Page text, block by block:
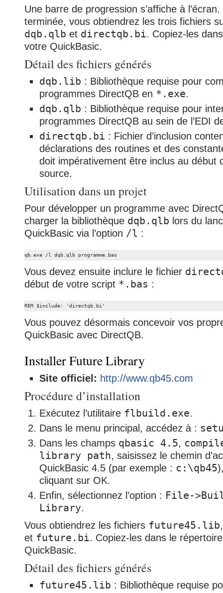
Une barre de progression s’affiche à
terminée, vous obtiendrez les trois fichiers
dqb.qlb et directqb.bi. Copiez-les
votre QuickBasic.
Détail des fichiers générés
dqb.lib : Bibliothèque requise pour
programmes DirectQB en *.exe.
dqb.qlb : Bibliothèque requise pour
programmes DirectQB au sein de l’EDI
directqb.bi : Fichier d’inclusion
déclarations des routines et des
doit impérativement être inclus au début
source.
Utilisation dans un projet
Pour développer un programme avec
charger la bibliothèque dqb.qlb lors du
QuickBasic via l’option /l :
qb.exe /l dqb.qlb programme.bas
Vous devez ensuite inclure le fichier
début de votre script *.bas :
REM $include: 'directqb.bi'
Vous pouvez désormais concevoir vos
QuickBasic avec DirectQB.
Installer Future Library
Site officiel: http://www.qb45.com
Procédure d’installation
Exécutez l’utilitaire flbuild.exe.
Dans le menu principal, accédez à :
Dans les champs qbasic 4.5,
library path, saisissez le chemin
QuickBasic 4.5 (par exemple : c:\qb45
cliquant sur OK.
Enfin, sélectionnez l’option : File-
Library.
Vous obtiendrez les fichiers future45.lib
et future.bi. Copiez-les dans le
QuickBasic.
Détail des fichiers générés
future45.lib : Bibliothèque requise